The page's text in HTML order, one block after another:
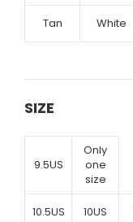
Tan White
SIZE
9.5US
Only
one
size
10.5US 10US